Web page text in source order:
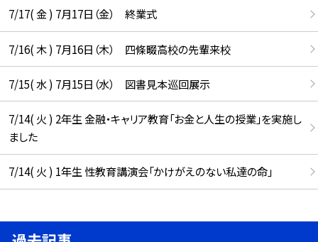
7/17( 金 ) 7月17日（金） 終業式
7/16( 木 ) 7月16日（木） 四條畷高校の先輩来校
7/15( 水 ) 7月15日（水） 図書見本巡回展示
7/14( 火 ) 2年生 金融・キャリア教育「お金と人生の授業」を実施し
ました
7/14( 火 ) 1年生 性教育講演会「かけがえのない私達の命」